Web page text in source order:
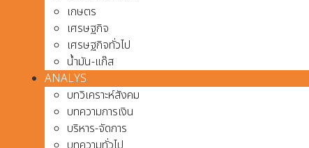
เกษตร
เศรษฐกิจ
เศรษฐกิจทั่วไป
น้ำมัน-แก๊ส
ANALYS
บทวิเคราะห์สังคม
บทความการเงิน
บริหาร-จัดการ